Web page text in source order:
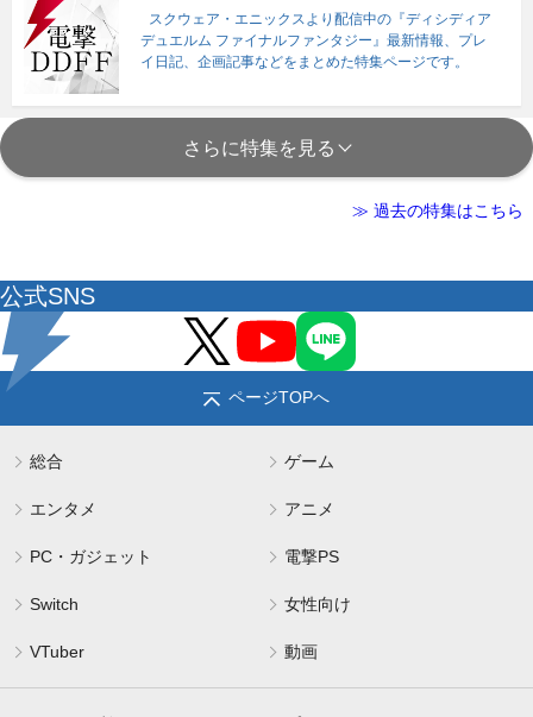
スクウェア・エニックスより配信中の『ディシディア
デュエルム ファイナルファンタジー』最新情報、プレ
イ日記、企画記事などをまとめた特集ページです。
さらに特集を見る
≫ 過去の特集はこちら
公式SNS
ページTOPへ
総合 ゲーム
エンタメ アニメ
PC・ガジェット 電撃PS
Switch 女性向け
VTuber 動画